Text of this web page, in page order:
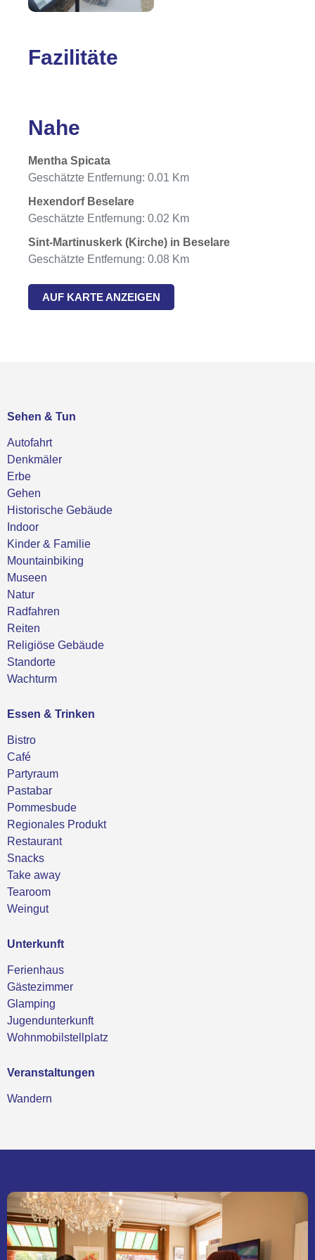
Fazilitäte
Nahe
Mentha Spicata
Geschätzte Entfernung: 0.01 Km
Hexendorf Beselare
Geschätzte Entfernung: 0.02 Km
Sint-Martinuskerk (Kirche) in Beselare
Geschätzte Entfernung: 0.08 Km
AUF KARTE ANZEIGEN
Sehen & Tun
Autofahrt
Denkmäler
Erbe
Gehen
Historische Gebäude
Indoor
Kinder & Familie
Mountainbiking
Museen
Natur
Radfahren
Reiten
Religiöse Gebäude
Standorte
Wachturm
Essen & Trinken
Bistro
Café
Partyraum
Pastabar
Pommesbude
Regionales Produkt
Restaurant
Snacks
Take away
Tearoom
Weingut
Unterkunft
Ferienhaus
Gästezimmer
Glamping
Jugendunterkunft
Wohnmobilstellplatz
Veranstaltungen
Wandern